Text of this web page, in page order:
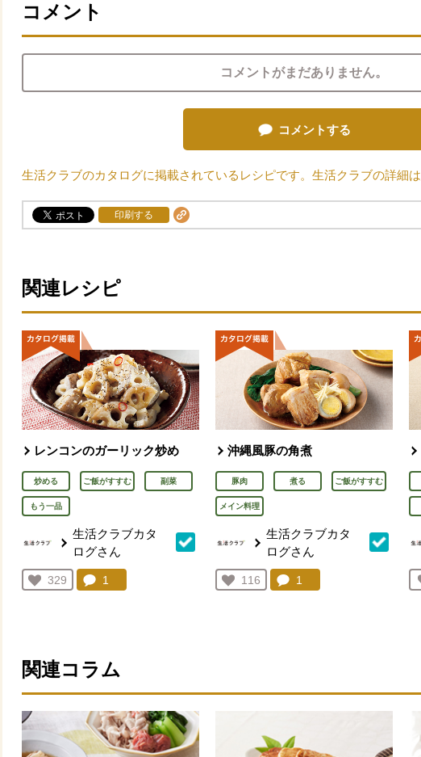
コメント
コメントがまだありません。
コメントする
生活クラブのカタログに掲載されているレシピです。生活クラブの詳細は
印刷する
関連レシピ
レンコンのガーリック炒め
炒める ご飯がすすむ 副菜
もう一品
生活クラブカタ
ログさん
お気に入り登録：
329
人が登録
コメント：
1
沖縄風豚の角煮
豚肉 煮る ご飯がすすむ
メイン料理
生活クラブカタ
ログさん
お気に入り登録：
116
人が登録
コメント：
1
関連コラム